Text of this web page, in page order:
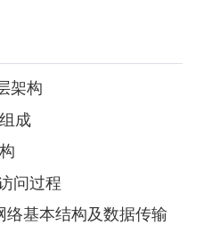
架构
成
问过程
基本结构及数据传输